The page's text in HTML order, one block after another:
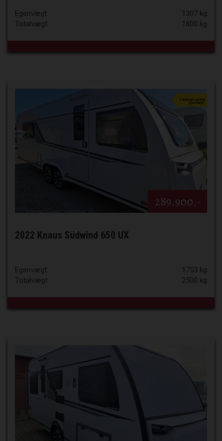
Egenvægt
1307 kg
Totalvægt
1800 kg
289.900,-
2022 Knaus Südwind 650 UX
Egenvægt
1753 kg
Totalvægt
2500 kg